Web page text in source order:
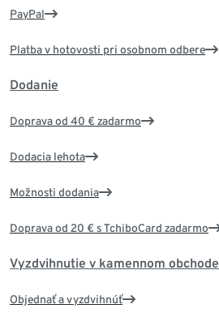
PayPal
Platba v hotovosti pri osobnom odbere
Dodanie
Doprava od 40 € zadarmo
Dodacia lehota
Možnosti dodania
Doprava od 20 € s TchiboCard zadarmo
Vyzdvihnutie v kamennom obchode
Objednať a vyzdvihnúť